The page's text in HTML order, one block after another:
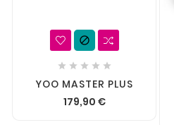

    
YOO MASTER PLUS
179,90 €